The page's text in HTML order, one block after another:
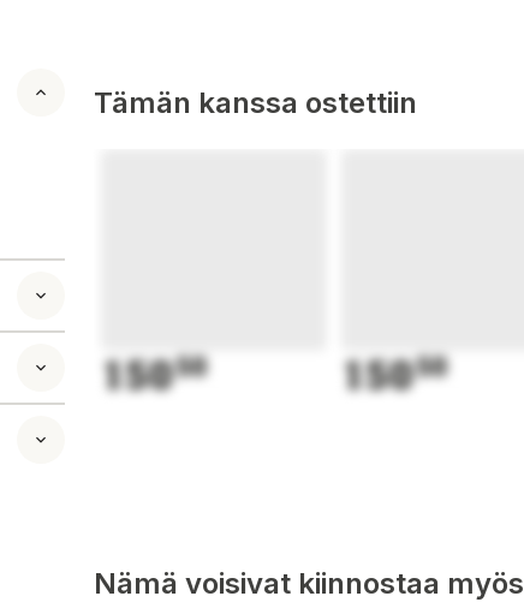
Tämän kanssa ostettiin
15050 15050
Nämä voisivat kiinnostaa myös